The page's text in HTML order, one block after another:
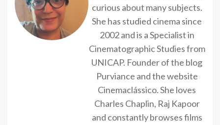
curious about many subjects.
She has studied cinema since
2002 and is a Specialist in
Cinematographic Studies from
UNICAP. Founder of the blog
Purviance and the website
Cinemaclássico. She loves
Charles Chaplin, Raj Kapoor
and constantly browses films